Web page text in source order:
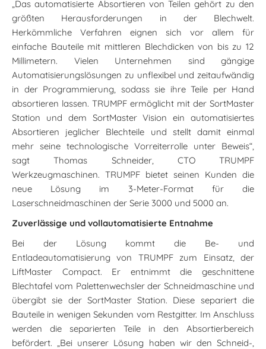
„Das automatisierte Absortieren von Teilen gehört zu den
größten Herausforderungen in der Blechwelt.
Herkömmliche Verfahren eignen sich vor allem für
einfache Bauteile mit mittleren Blechdicken von bis zu 12
Millimetern. Vielen Unternehmen sind gängige
Automatisierungslösungen zu unflexibel und zeitaufwändig
in der Programmierung, sodass sie ihre Teile per Hand
absortieren lassen. TRUMPF ermöglicht mit der SortMaster
Station und dem SortMaster Vision ein automatisiertes
Absortieren jeglicher Blechteile und stellt damit einmal
mehr seine technologische Vorreiterrolle unter Beweis“,
sagt Thomas Schneider, CTO TRUMPF
Werkzeugmaschinen. TRUMPF bietet seinen Kunden die
neue Lösung im 3-Meter-Format für die
Laserschneidmaschinen der Serie 3000 und 5000 an.
Zuverlässige und vollautomatisierte Entnahme
Bei der Lösung kommt die Be- und
Entladeautomatisierung von TRUMPF zum Einsatz, der
LiftMaster Compact. Er entnimmt die geschnittene
Blechtafel vom Palettenwechsler der Schneidmaschine und
übergibt sie der SortMaster Station. Diese separiert die
Bauteile in wenigen Sekunden vom Restgitter. Im Anschluss
werden die separierten Teile in den Absortierbereich
befördert. „Bei unserer Lösung haben wir den Schneid-,